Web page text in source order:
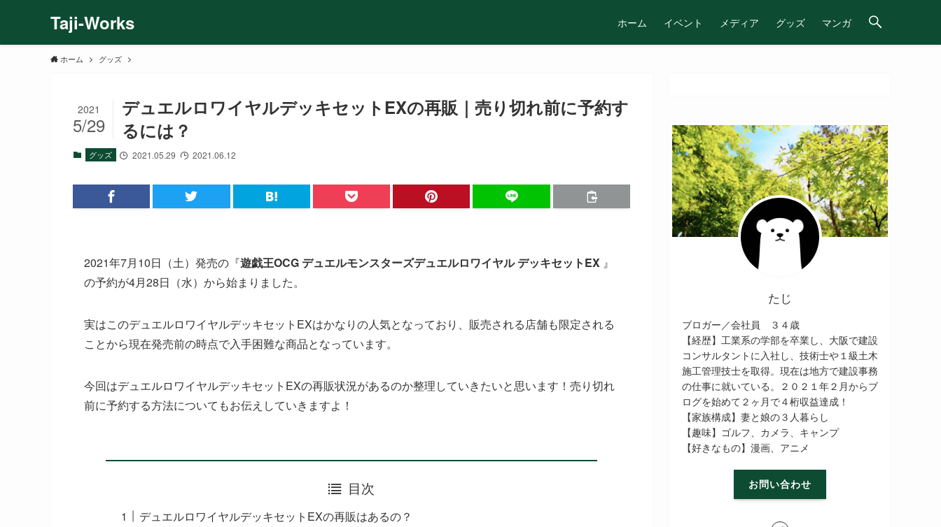
Taji-Works ホーム イベント メディア グッズ マンガ
ホーム グッズ
デュエルロワイヤルデッキセットEXの再販｜売り切れ前に予約す
るには？
2021
5/29
グッズ 2021.05.29 2021.06.12
2021年7月10日（土）発売の『遊戯王OCG デュエルモンスターズデュエルロワイヤル デッキセットEX 』
の予約が4月28日（水）から始まりました。
実はこのデュエルロワイヤルデッキセットEXはかなりの人気となっており、販売される店舗も限定される
ことから現在発売前の時点で入手困難な商品となっています。
今回はデュエルロワイヤルデッキセットEXの再販状況があるのか整理していきたいと思います！売り切れ
前に予約する方法についてもお伝えしていきますよ！
目次
デュエルロワイヤルデッキセットEXの再販はあるの？
たじ
ブロガー／会社員 ３４歳
【経歴】工業系の学部を卒業し、大阪で建設
コンサルタントに入社し、技術士や１級土木
施工管理技士を取得。現在は地方で建設事務
の仕事に就いている。２０２１年２月からブ
ログを始めて２ヶ月で４桁収益達成！
【家族構成】妻と娘の３人暮らし
【趣味】ゴルフ、カメラ、キャンプ
【好きなもの】漫画、アニメ
お問い合わせ